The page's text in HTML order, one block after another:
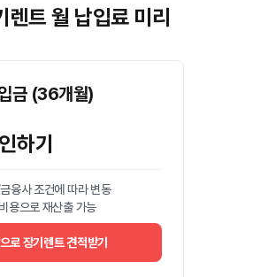
트 월 납입료 미리
금 (36개월)
하기
융사 조건에 따라 변동
용으로 재산출 가능
로 장기렌트 견적받기